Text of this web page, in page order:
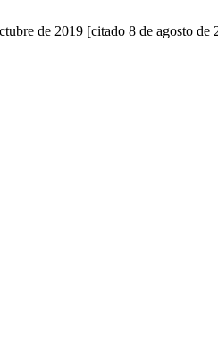
de 2019 [citado 8 de agosto